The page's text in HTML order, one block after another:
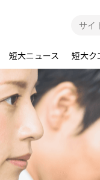
短大ニュース 短大ク